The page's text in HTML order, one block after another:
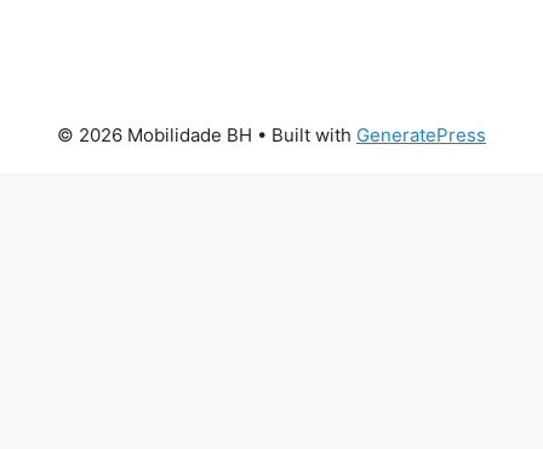
© 2026 Mobilidade BH • Built with GeneratePress